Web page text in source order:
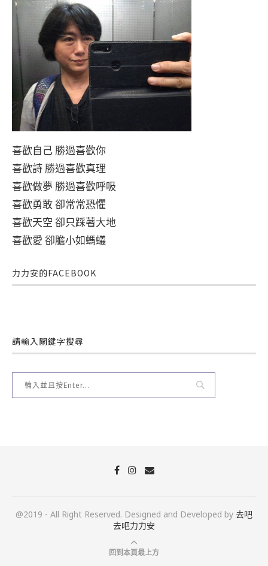
喜歡自己 勝過喜歡你
喜歡詩 勝過喜歡真理
喜歡做夢 勝過喜歡呼吸
喜歡勇敢 卻常常恐懼
喜歡天空 卻只踩著大地
喜歡愛 卻膽小如螞蟻
力力安的FACEBOOK
請輸入關鍵字搜尋
@2019 - All Right Reserved. Designed and Developed by 去吧
去吧力力安
回到本頁最上方